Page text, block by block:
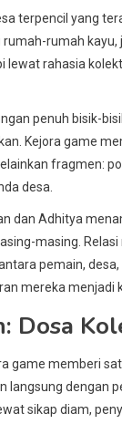
terpencil yang
rumah
lewat rahasia
penuh bisik-
Kejora game
fragmen:
desa.
dan Adhitya
masing.
pemain,
mereka
Dosa
game memberi
langsung dengan
sikap diam,